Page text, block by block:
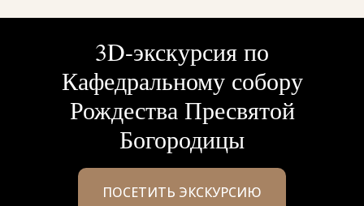
3D-экскурсия по
Кафедральному собору
Рождества Пресвятой
Богородицы
ПОСЕТИТЬ ЭКСКУРСИЮ